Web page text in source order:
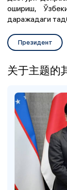
ошириш,
даражадаги
Президент
关于主题的